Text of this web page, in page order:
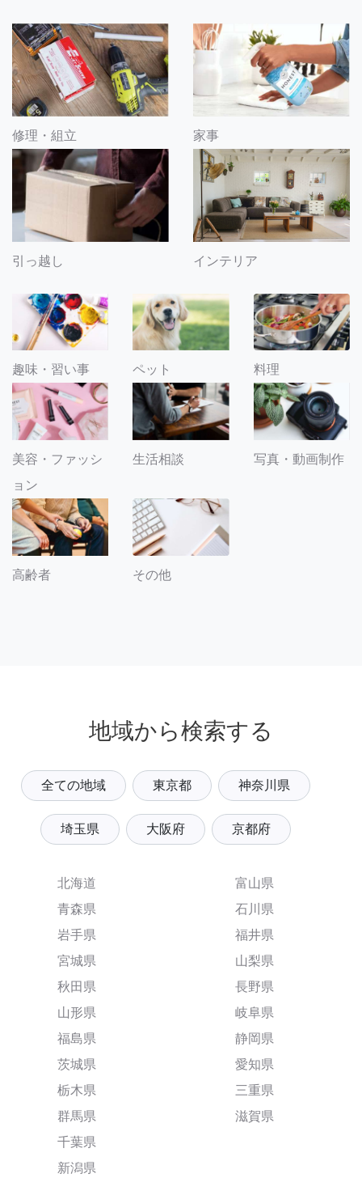
修理・組立 家事
引っ越し インテリア
趣味・習い事 ペット 料理
美容・ファッシ
ョン
生活相談 写真・動画制作
高齢者 その他
地域から検索する
全ての地域 東京都 神奈川県
埼玉県 大阪府 京都府
北海道
青森県
岩手県
宮城県
秋田県
山形県
福島県
茨城県
栃木県
群馬県
千葉県
新潟県
富山県
石川県
福井県
山梨県
長野県
岐阜県
静岡県
愛知県
三重県
滋賀県